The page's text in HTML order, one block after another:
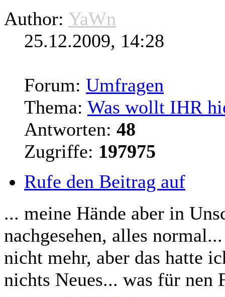
Author: YaWn
25.12.2009, 14:28
Forum: Umfragen
Thema: Was wollt IHR
Antworten: 48
Zugriffe: 197975
Rufe den Beitrag auf
... meine Hände aber in
nachgesehen, alles
nicht mehr, aber das hatte
nichts Neues... was für nen